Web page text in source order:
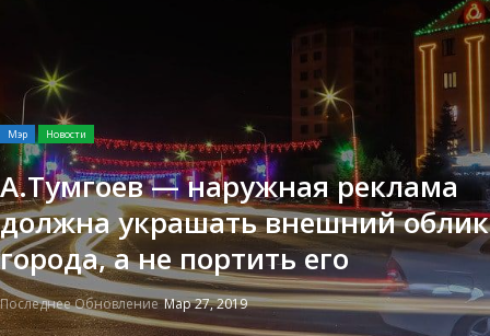
Мэр Новости
А.Тумгоев — наружная реклама
должна украшать внешний облик
города, а не портить его
Последнее ОбновлениеМар 27, 2019